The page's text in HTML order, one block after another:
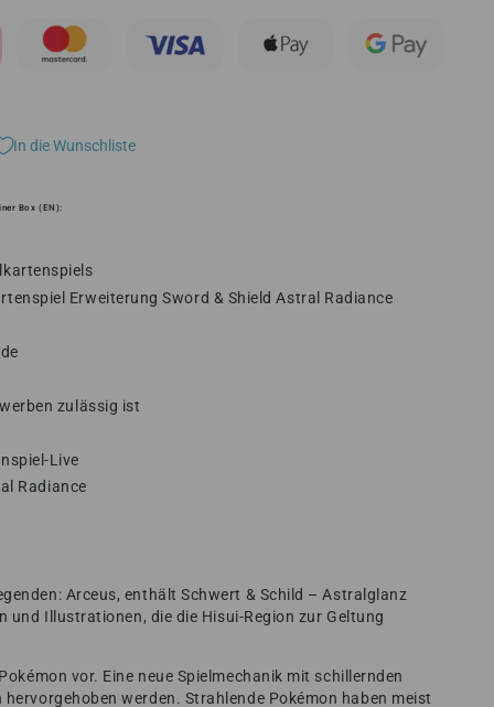
In die Wunschliste
Box (EN):
Erweiterung Sword & Shield Astral Radiance
zulässig ist
Live
Radiance
Arceus, enthält Schwert & Schild – Astralglanz
und Illustrationen, die die Hisui-Region zur Geltung
vor. Eine neue Spielmechanik mit schillernden
werden. Strahlende Pokémon haben meist